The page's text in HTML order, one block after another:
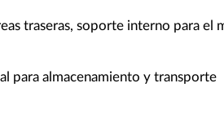
traseras, soporte interno para el
para almacenamiento y transporte